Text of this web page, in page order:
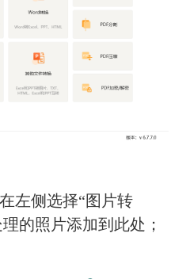
侧选择“图片转
的照片添加到此处；